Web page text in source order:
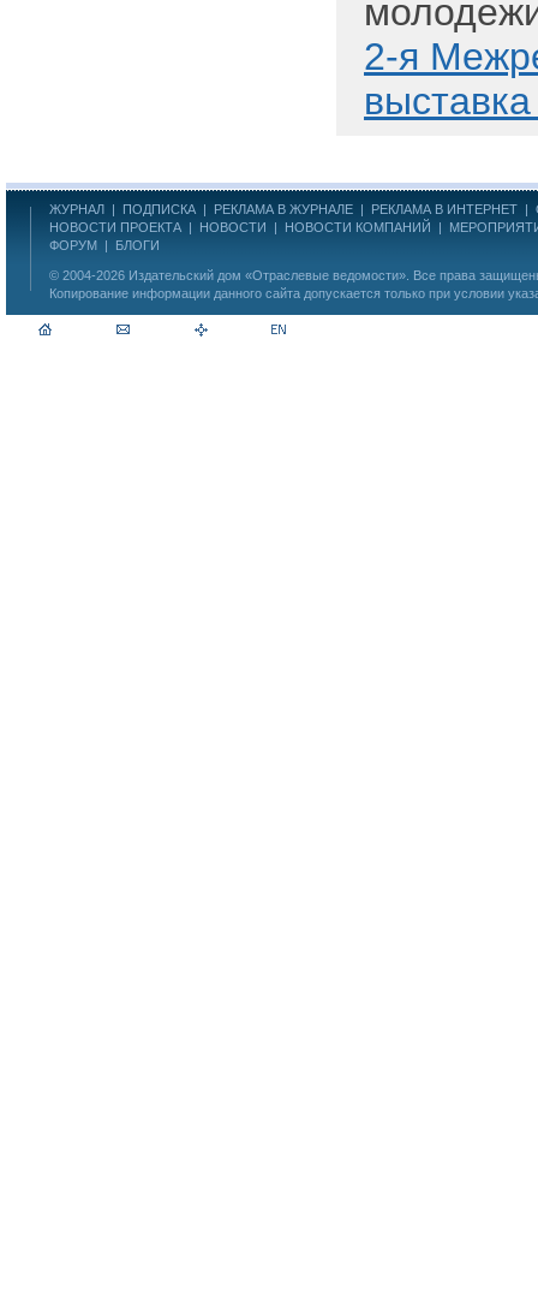
2-я
ЖУРНАЛ | ПОДПИСКА | РЕКЛАМА В ЖУРНАЛЕ | РЕКЛАМА В ИНТЕРНЕТ |
НОВОСТИ ПРОЕКТА | НОВОСТИ | НОВОСТИ КОМПАНИЙ |
ФОРУМ | БЛОГИ
© 2004-2026 Издательский дом «Отраслевые ведомости» . Все права
Копирование информации данного сайта допускается только при условии